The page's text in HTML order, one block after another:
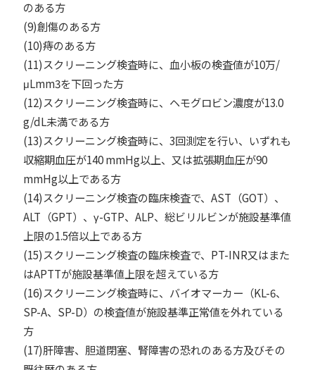
のある方
(9)創傷のある方
(10)痔のある方
(11)スクリーニング検査時に、⾎⼩板の検査値が10万/
μLmm3を下回った方
(12)スクリーニング検査時に、ヘモグロビン濃度が13.0
g/dL未満である方
(13)スクリーニング検査時に、3回測定を⾏い、いずれも
収縮期⾎圧が140 mmHg以上、⼜は拡張期⾎圧が90
mmHg以上である方
(14)スクリーニング検査の臨床検査で、AST（GOT）、
ALT（GPT）、γ-GTP、ALP、総ビリルビンが施設基準値
上限の1.5倍以上である方
(15)スクリーニング検査の臨床検査で、PT-INR⼜はまた
はAPTTが施設基準値上限を超えている方
(16)スクリーニング検査時に、バイオマーカー（KL-6、
SP-A、SP-D）の検査値が施設基準正常値を外れている
方
(17)肝障害、胆道閉塞、腎障害の恐れのある方及びその